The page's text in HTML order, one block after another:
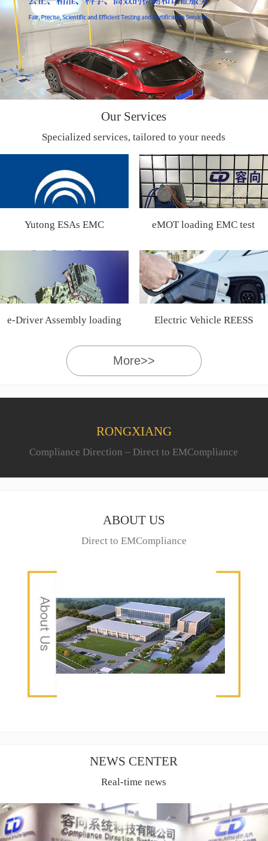
Our Services
Specialized services, tailored to your needs
Yutong ESAs EMC
eMOT loading EMC test
e-Driver Assembly loading
Electric Vehicle REESS
More>>
RONGXIANG
Compliance Direction – Direct to EMCompliance
ABOUT US
Direct to EMCompliance
NEWS CENTER
Real-time news